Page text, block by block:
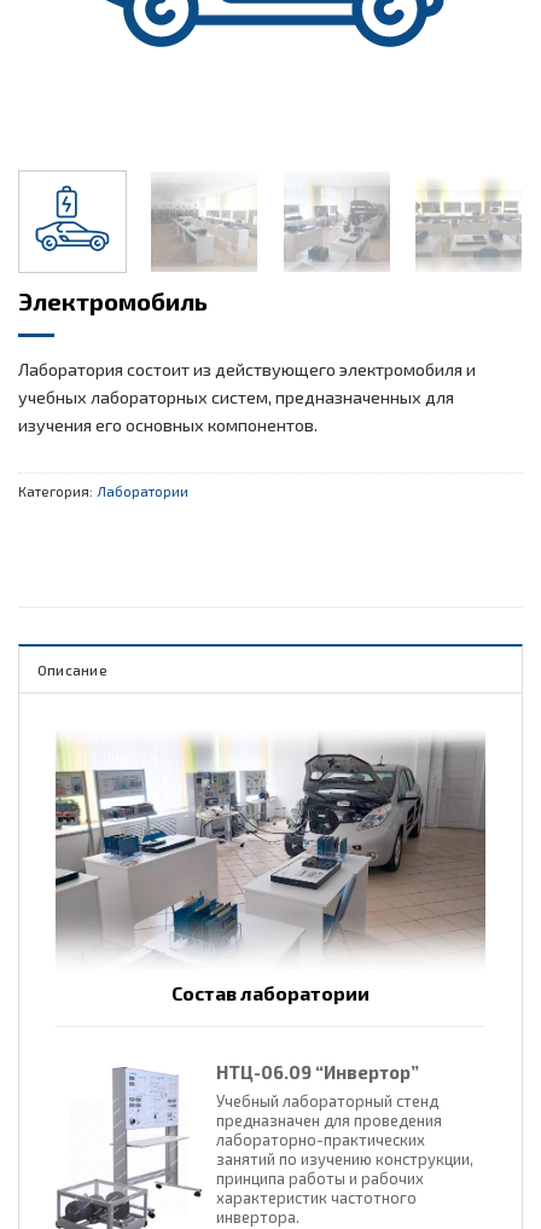
Электромобиль
Лаборатория состоит из действующего электромобиля и
учебных лабораторных систем, предназначенных для
изучения его основных компонентов.
Категория: Лаборатории
Описание
Состав лаборатории
НТЦ-06.09 “Инвертор”
Учебный лабораторный стенд
предназначен для проведения
лабораторно-практических
занятий по изучению конструкции,
принципа работы и рабочих
характеристик частотного
инвертора.